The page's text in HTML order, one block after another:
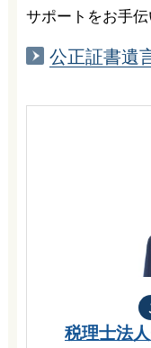
サポートをお手伝
公正証書遺
税理士法